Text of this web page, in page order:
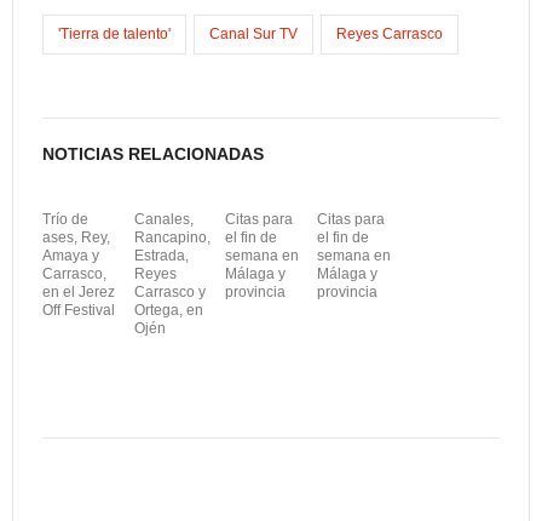
t
r
'Tierra de talento' Canal Sur TV Reyes Carrasco
NOTICIAS RELACIONADAS
Trío de
ases, Rey,
Amaya y
Carrasco,
en el Jerez
Off Festival
Canales,
Rancapino,
Estrada,
Reyes
Carrasco y
Ortega, en
Ojén
Citas para
el fin de
semana en
Málaga y
provincia
Citas para
el fin de
semana en
Málaga y
provincia